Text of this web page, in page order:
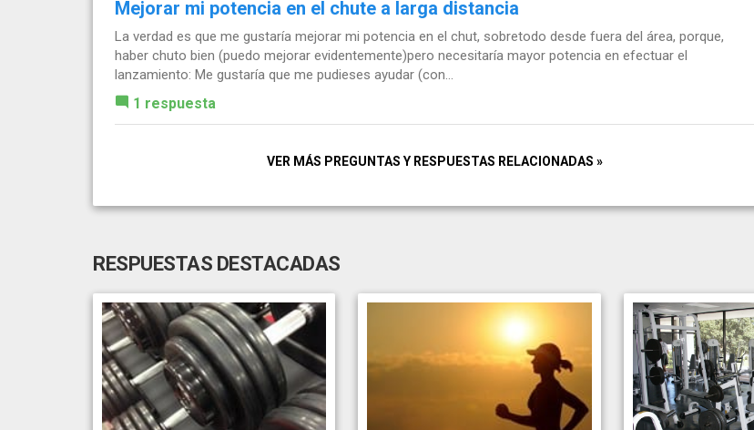
Mejorar mi potencia en el chute a larga distancia
La verdad es que me gustaría mejorar mi potencia en el chut, sobretodo desde fuera del área, porque,
haber chuto bien (puedo mejorar evidentemente)pero necesitaría mayor potencia en efectuar el
lanzamiento: Me gustaría que me pudieses ayudar (con...
1 respuesta
VER MÁS PREGUNTAS Y RESPUESTAS RELACIONADAS »
RESPUESTAS DESTACADAS